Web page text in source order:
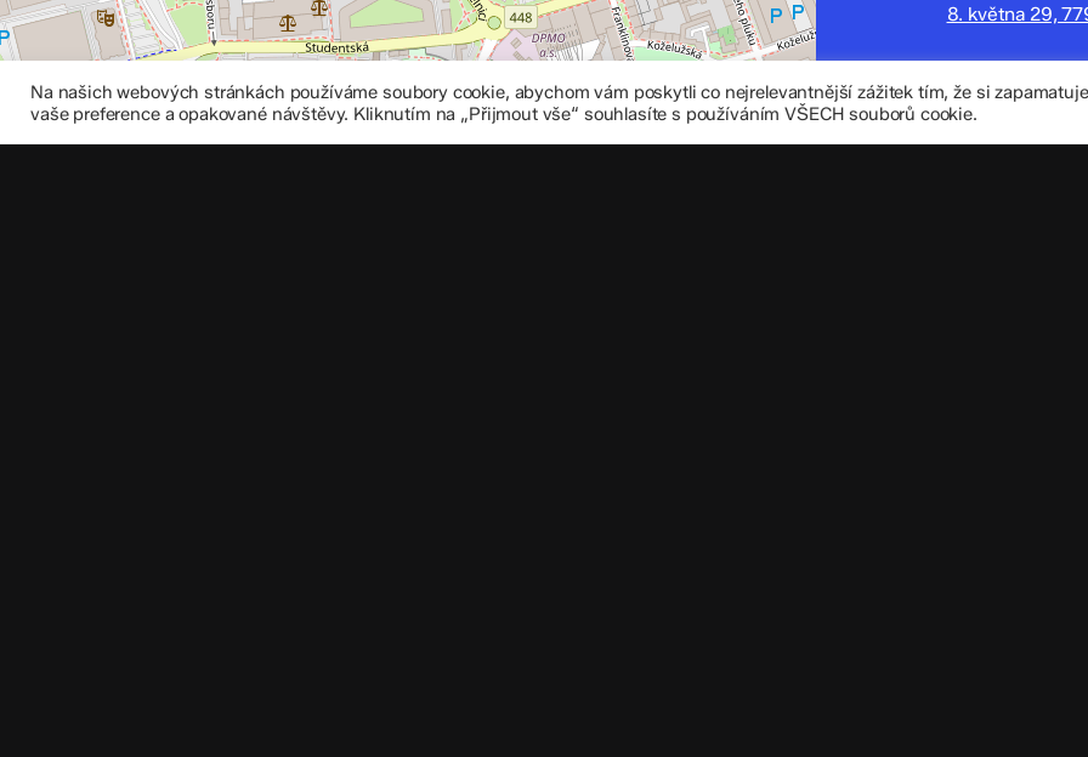
8. května 29,
+420 585 208
Na našich webových stránkách používáme soubory cookie, abychom vám poskytli co nejrelevantnější zážitek tím, že si
vaše preference a opakované návštěvy. Kliknutím na „Přijmout vše“ souhlasíte s používáním VŠECH souborů cookie.